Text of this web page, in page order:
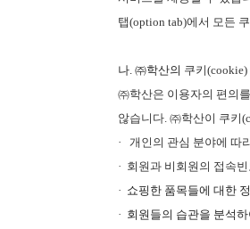
탭(option tab)에서 모든
나. ㈜학산의 쿠키(cookie)
㈜학산은 이용자의 편의
않습니다. ㈜학산이 쿠키
· 개인의 관심 분야에 따
· 회원과 비회원의 접속
· 쇼핑한 품목들에 대한
· 회원들의 습관을 분석